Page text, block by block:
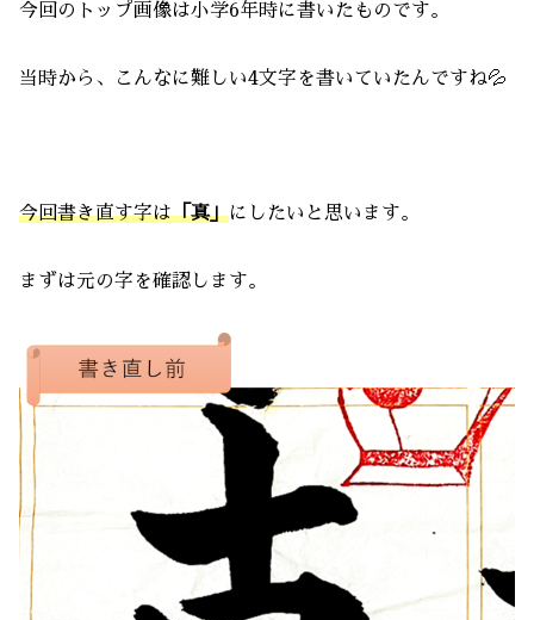
今回のトップ画像は小学6年時に書いたものです。
当時から、こんなに難しい4文字を書いていたんですね💦
今回書き直す字は「真」にしたいと思います。
まずは元の字を確認します。